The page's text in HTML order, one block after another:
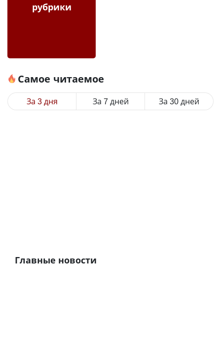
рубрики
Самое читаемое
За 3 дня За 7 дней За 30 дней
Главные новости